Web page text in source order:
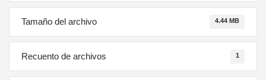
Tamaño del archivo 4.44 MB
Recuento de archivos 1